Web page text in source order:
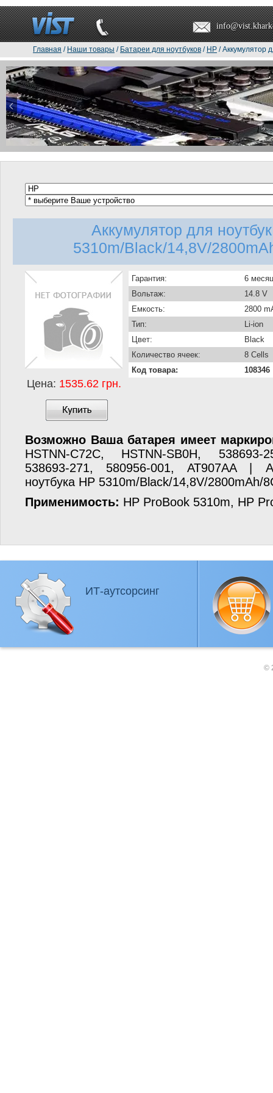
Главная / Наши товары / Батареи для ноутбуков / HP / Аккумулятор
Аккумулятор для
5310m/Black/14,8V/
Цена: 1535.62 грн.
Гарантия:
6
Вольтаж:
14.8 V
Емкость:
2800
Тип:
Li-ion
Цвет:
Black
Количество ячеек:
8 Cells
Код товара:
108346
Возможно Ваша батарея имеет
HSTNN-C72C, HSTNN-SB0H, 538693-
538693-271, 580956-001, AT907AA |
ноутбука HP 5310m/Black/14,8V/2800mAh/
Применимость: HP ProBook 5310m, HP
ИТ-аутсорсинг
©